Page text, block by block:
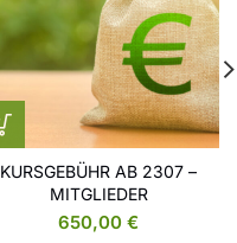
KURSGEBÜHR AB 2307 –
MITGLIEDER
650,00 €